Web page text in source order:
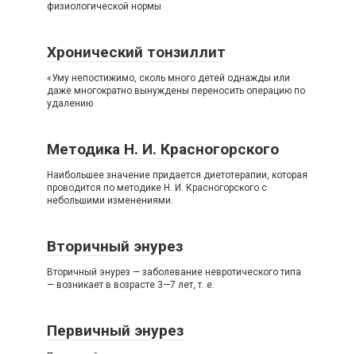
физиологической нормы
Хронический тонзиллит
«Уму непостижимо, сколь много детей однажды или
даже многократно вынуждены переносить операцию по
удалению
Методика Н. И. Красногорского
Наибольшее значение придается диетотерапии, которая
проводится по методике Н. И. Красногорского с
небольшими изменениями.
Вторичный энурез
Вторичный энурез — заболевание невротического типа
— возникает в возрасте 3—7 лет, т. е.
Первичный энурез